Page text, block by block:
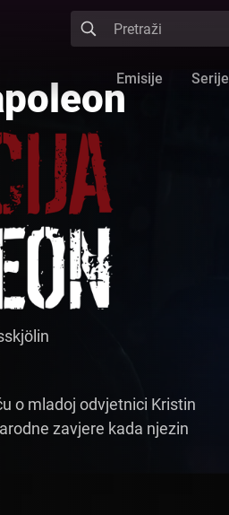
Emisije Serije
o mladoj odvjetnici Kristin
zavjere kada njezin